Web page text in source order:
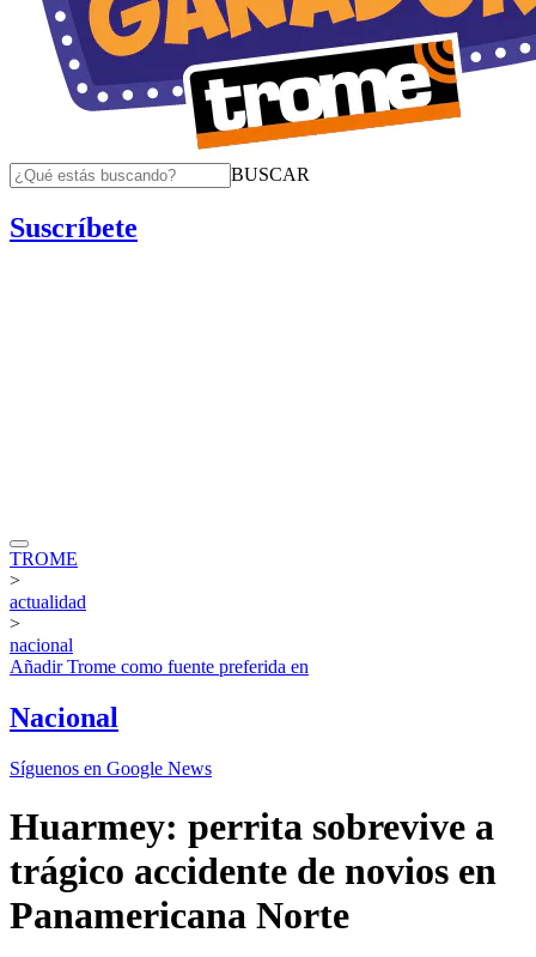
BUSCAR
Suscríbete
TROME
>
actualidad
>
nacional
AñadirTrome como fuente preferida en
Nacional
Síguenos en Google News
Huarmey: perrita sobrevive a
trágico accidente de novios en
Panamericana Norte